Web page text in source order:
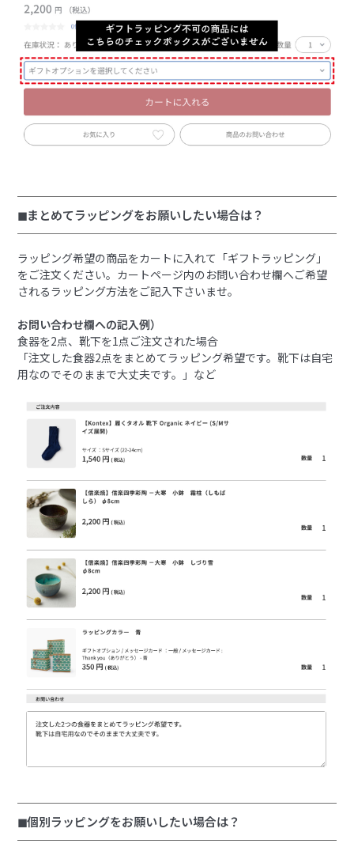
◼︎まとめてラッピングをお願いしたい場合は？
ラッピング希望の商品をカートに入れて「ギフトラッピング」
をご注文ください。カートページ内のお問い合わせ欄へご希望
されるラッピング方法をご記入下さいませ。
お問い合わせ欄への記入例）
食器を2点、靴下を1点ご注文された場合
「注文した食器2点をまとめてラッピング希望です。靴下は自宅
用なのでそのままで大丈夫です。」など
◼︎個別ラッピングをお願いしたい場合は？